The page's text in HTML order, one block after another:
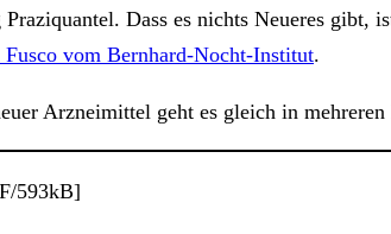
Dass es nichts Neueres gibt,
Fusco vom Bernhard-Nocht-Institut.
Arzneimittel geht es gleich in
593kB]